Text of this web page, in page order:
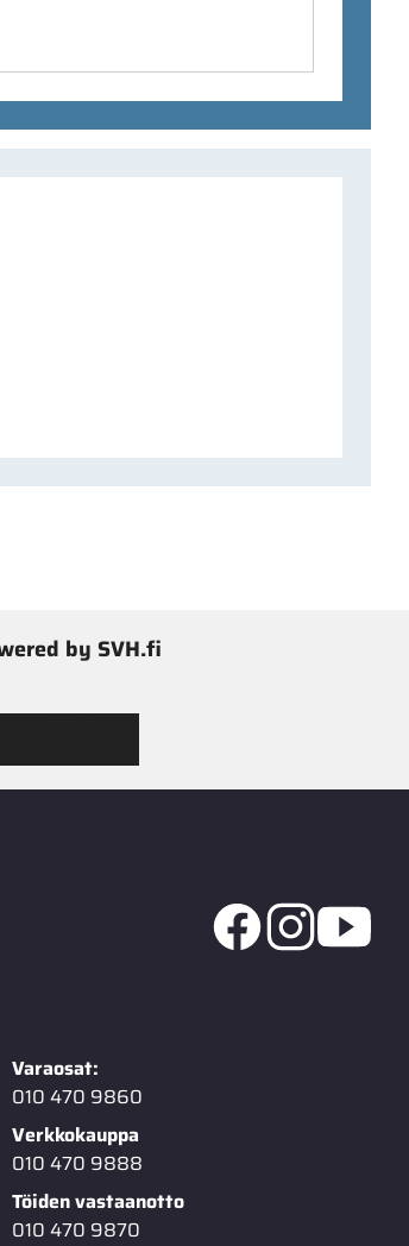
by SVH.fi
Varaosat:
010 470 9860
Verkkokauppa
010 470 9888
Töiden vastaanotto
010 470 9870